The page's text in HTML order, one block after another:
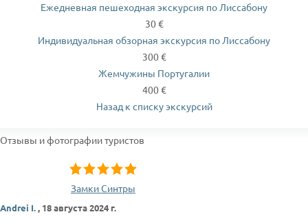
Ежедневная пешеходная экскурсия по Лиссабону
30 €
Индивидуальная обзорная экскурсия по Лиссабону
300 €
Жемчужины Португалии
400 €
Назад к списку экскурсий
Отзывы и фотографии туристов
Замки Синтры
Andrei I., 18 августа 2024 г.